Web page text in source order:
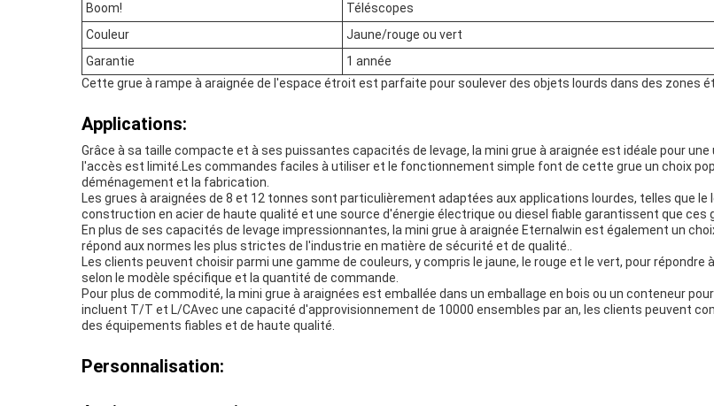
Boom!
Téléscopes
Couleur
Jaune/rouge ou vert
Garantie
1 année
Cette grue à rampe à araignée de l'espace étroit est parfaite pour soulever des objets lourds dans des zones
Applications:
Grâce à sa taille compacte et à ses puissantes capacités de levage, la mini grue à araignée est idéale pour
l'accès est limité.Les commandes faciles à utiliser et le fonctionnement simple font de cette grue un choix
déménagement et la fabrication.
Les grues à araignées de 8 et 12 tonnes sont particulièrement adaptées aux applications lourdes, telles que
construction en acier de haute qualité et une source d'énergie électrique ou diesel fiable garantissent que
En plus de ses capacités de levage impressionnantes, la mini grue à araignée Eternalwin est également un
répond aux normes les plus strictes de l'industrie en matière de sécurité et de qualité..
Les clients peuvent choisir parmi une gamme de couleurs, y compris le jaune, le rouge et le vert, pour
selon le modèle spécifique et la quantité de commande.
Pour plus de commodité, la mini grue à araignées est emballée dans un emballage en bois ou un conteneur
incluent T/T et L/CAvec une capacité d'approvisionnement de 10000 ensembles par an, les clients peuvent
des équipements fiables et de haute qualité.
Personnalisation: